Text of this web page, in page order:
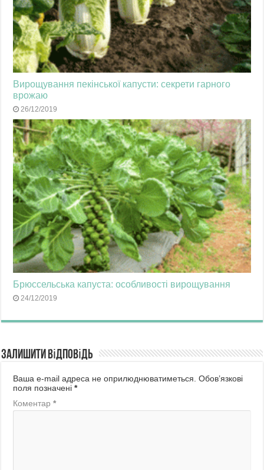
Вирощування пекінської капусти: секрети гарного
врожаю
26/12/2019
Брюссельська капуста: особливості вирощування
24/12/2019
Залишити відповідь
Ваша e-mail адреса не оприлюднюватиметься. Обов’язкові
поля позначені*
Коментар*